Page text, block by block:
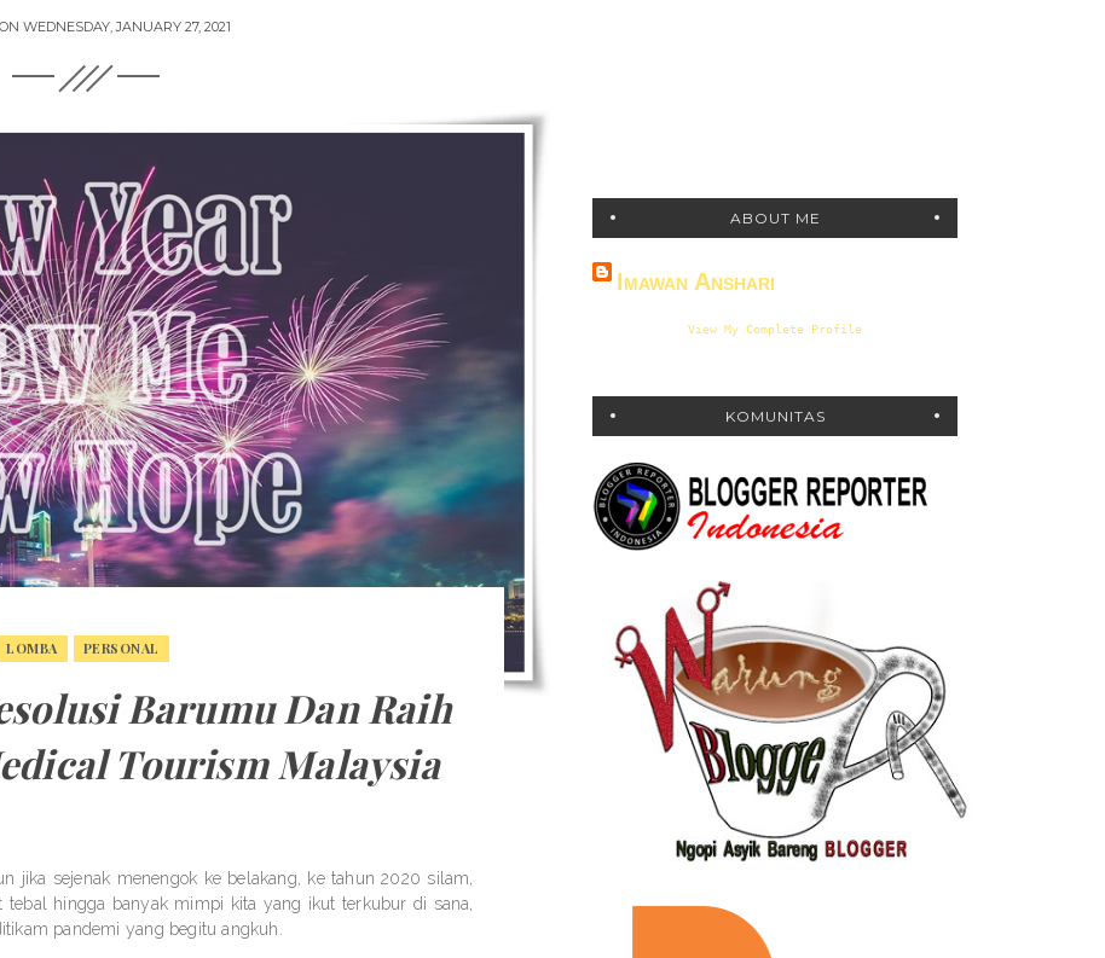
WEDNESDAY, JANUARY 27, 2021
LOMBA PERSONAL
Barumu Dan Raih
Tourism Malaysia
jika sejenak menengok ke belakang, ke tahun 2020 silam,
tebal hingga banyak mimpi kita yang ikut terkubur di sana,
pandemi yang begitu angkuh.
ABOUT ME
Imawan Anshari
View My Complete Profile
KOMUNITAS